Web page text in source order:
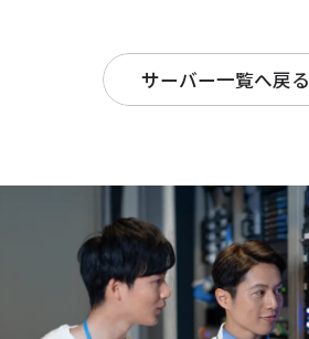
サーバー一覧へ戻る